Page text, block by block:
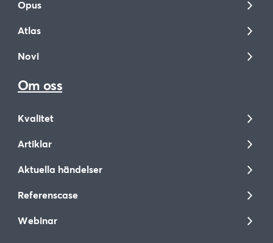
Opus
Atlas
Novi
Om oss
Kvalitet
Artiklar
Aktuella händelser
Referenscase
Webinar